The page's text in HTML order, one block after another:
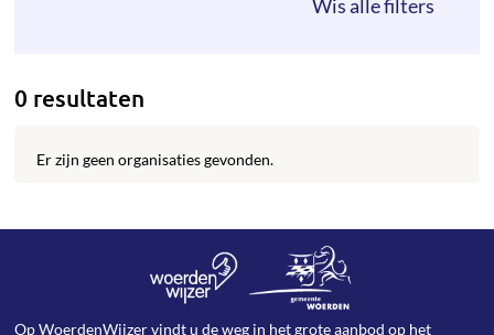
0 resultaten
Er zijn geen organisaties gevonden.
Op WoerdenWijzer vindt u de weg in het grote aanbod op het